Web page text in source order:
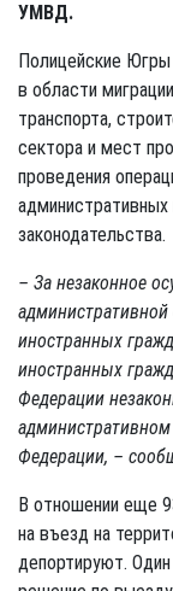
УМВД.
Полицейские
в области
транспорта,
сектора и мест
проведения
административных
законодательства.
– За незаконное
административной
иностранных
иностранных
Федерации
Федерации, –
В отношении еще
на въезд на
депортируют.